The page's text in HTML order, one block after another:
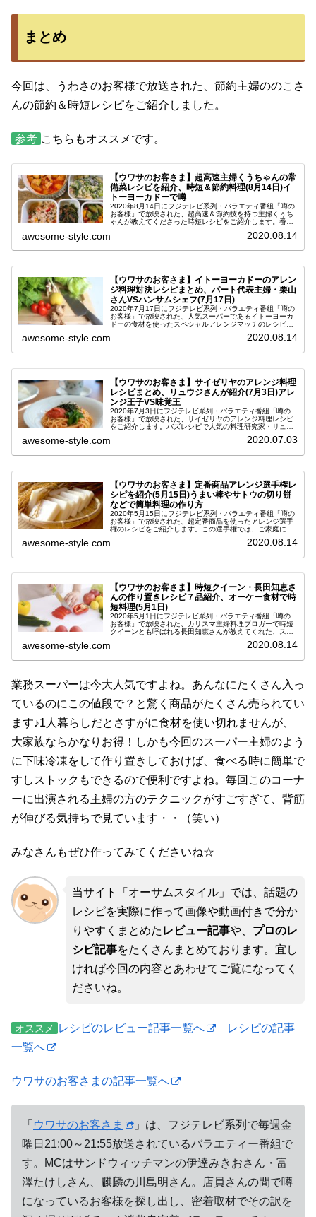
まとめ
今回は、うわさのお客様で放送された、節約主婦ののこさ
んの節約＆時短レシピをご紹介しました。
参考 こちらもオススメです。
【ウワサのお客さま】超高速主婦くうちゃんの常
備菜レシピを紹介、時短＆節約料理(8月14日)イ
トーヨーカドーで噂
2020年8月14日にフジテレビ系列・バラエティ番組「噂の
お客様」で放映された、超高速＆節約技を持つ主婦くぅち
ゃんが教えてくださった時短レシピをご紹介します。番組
awesome-style.com 2020.08.14
【ウワサのお客さま】イトーヨーカドーのアレン
ジ料理対決レシピまとめ、パート代表主婦・栗山
さんVSハンサムシェフ(7月17日)
2020年7月17日にフジテレビ系列・バラエティ番組「噂の
お客様」で放映された、人気スーパーであるイトーヨーカ
ドーの食材を使ったスペシャルアレンジマッチのレシピを
awesome-style.com 2020.08.14
【ウワサのお客さま】サイゼリヤのアレンジ料理
レシピまとめ、リュウジさんが紹介(7月3日)アレ
ンジ王子VS味覚王
2020年7月3日にフジテレビ系列・バラエティ番組「噂の
お客様」で放映された、サイゼリヤのアレンジ料理レシピ
をご紹介します。バズレシピで人気の料理研究家・リュウ
awesome-style.com 2020.07.03
【ウワサのお客さま】定番商品アレンジ選手権レ
シピを紹介(5月15日)うまい棒やサトウの切り餅
などで簡単料理の作り方
2020年5月15日にフジテレビ系列・バラエティ番組「噂の
お客様」で放映された、超定番商品を使ったアレンジ選手
権のレシピをご紹介します。この選手権では、ご家庭にあ
awesome-style.com 2020.08.14
【ウワサのお客さま】時短クイーン・長田知恵さ
んの作り置きレシピ７品紹介、オーケー食材で時
短料理(5月1日)
2020年5月1日にフジテレビ系列・バラエティ番組「噂の
お客様」で放映された、カリスマ主婦料理ブロガーで時短
クイーンとも呼ばれる長田知恵さんが教えてくれた、スー
awesome-style.com 2020.08.14
業務スーパーは今大人気ですよね。あんなにたくさん入っ
ているのにこの値段で？と驚く商品がたくさん売られてい
ます♪1人暮らしだとさすがに食材を使い切れませんが、
大家族ならかなりお得！しかも今回のスーパー主婦のよう
に下味冷凍をして作り置きしておけば、食べる時に簡単で
すしストックもできるので便利ですよね。毎回このコーナ
ーに出演される主婦の方のテクニックがすごすぎて、背筋
が伸びる気持ちで見ています・・（笑い）
みなさんもぜひ作ってみてくださいね☆
当サイト「オーサムスタイル」では、話題の
レシピを実際に作って画像や動画付きで分か
りやすくまとめた レビュー記事や、 プロのレ
シピ記事をたくさんまとめております。宜し
ければ今回の内容とあわせてご覧になってく
ださいね。
オススメ レシピのレビュー記事一覧へ
レシピの記事
一覧へ
ウワサのお客さまの記事一覧へ
「 ウワサのお客さま
」は、フジテレビ系列で毎週金
曜日21:00～21:55放送されているバラエティー番組で
す。MCはサンドウィッチマンの伊達みきおさん・富
澤たけしさん、麒麟の川島明さん。店員さんの間で噂
になっているお客様を探し出し、密着取材でその訳を